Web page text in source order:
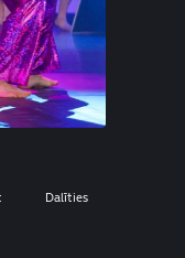
Dalīties